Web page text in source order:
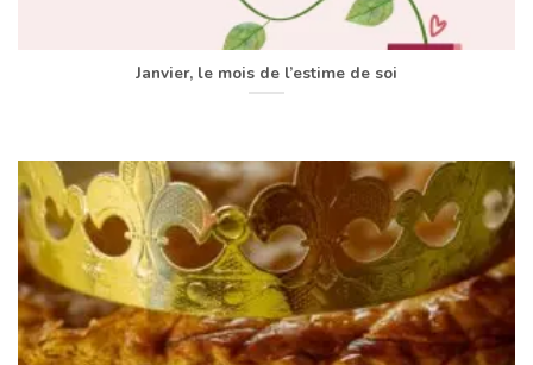
Janvier, le mois de l’estime de soi